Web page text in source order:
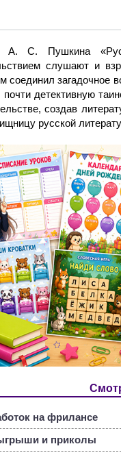
А. С. Пушкина
слушают и
соединил загадочное
детективную
создав
русской
на фрилансе
и приколы